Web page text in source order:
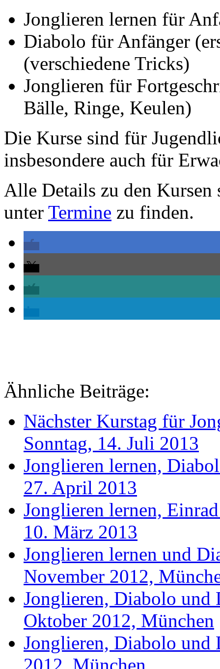
Jonglieren lernen für
Diabolo für Anfänger
(verschiedene Tricks)
Jonglieren für
Bälle, Ringe, Keulen)
Die Kurse sind für
insbesondere auch für
Alle Details zu den Kursen
unter Termine zu finden.
Ähnliche Beiträge:
Nächster Kurstag für
Sonntag, 14. Juli 2013
Jonglieren lernen,
27. April 2013
Jonglieren lernen,
10. März 2013
Jonglieren lernen und
November 2012,
Jonglieren, Diabolo und
Oktober 2012, München
Jonglieren, Diabolo
2012, München